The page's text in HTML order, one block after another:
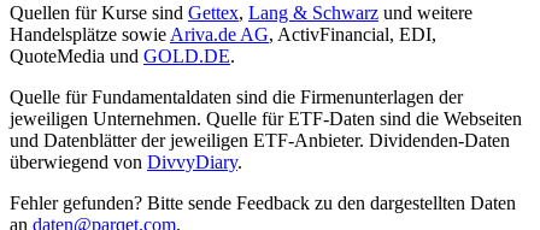
Quellen für Kurse sind Gettex, Lang & Schwarz und weitere
Handelsplätze sowie Ariva.de AG, ActivFinancial, EDI,
QuoteMedia und GOLD.DE.
Quelle für Fundamentaldaten sind die Firmenunterlagen der
jeweiligen Unternehmen. Quelle für ETF-Daten sind die Webseiten
und Datenblätter der jeweiligen ETF-Anbieter. Dividenden-Daten
überwiegend von DivvyDiary.
Fehler gefunden? Bitte sende Feedback zu den dargestellten Daten
an daten@parqet.com.